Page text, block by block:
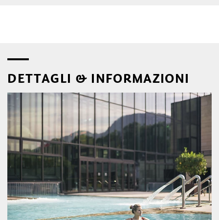
DETTAGLI & INFORMAZIONI